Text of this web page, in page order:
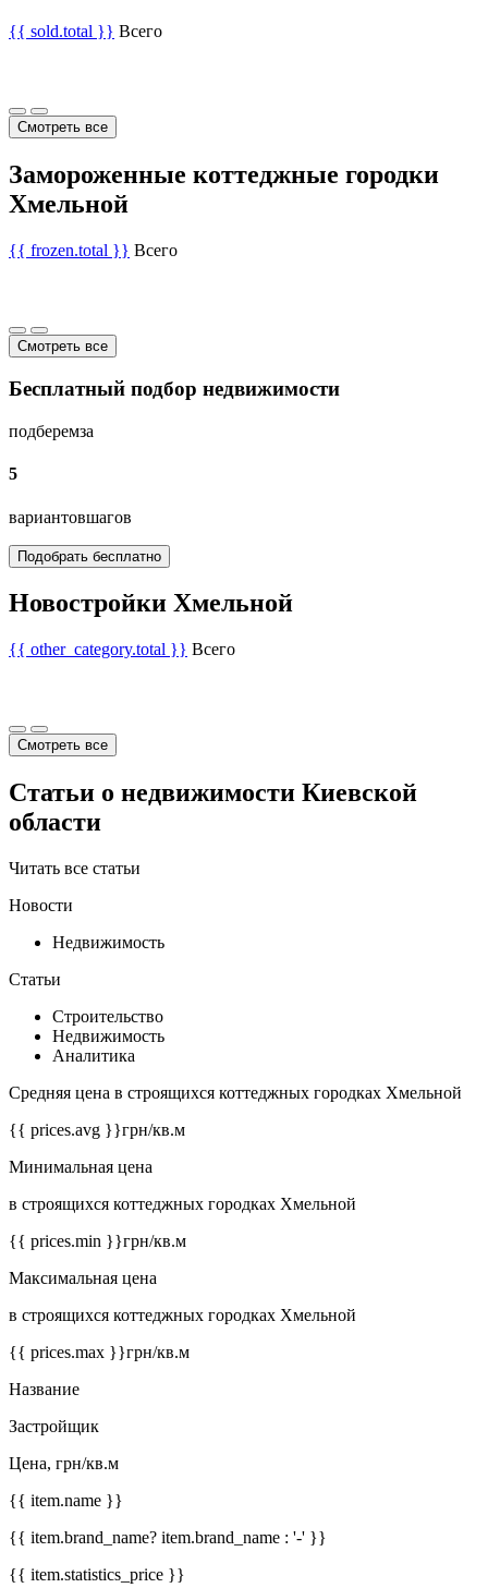
{{ sold.total }} Всего
Смотреть все
Замороженные коттеджные городки
Хмельной
{{ frozen.total }} Всего
Смотреть все
Бесплатный подбор недвижимости
подберемза
5
вариантовшагов
Подобрать бесплатно
Новостройки Хмельной
{{ other_category.total }} Всего
Смотреть все
Статьи о недвижимости Киевской
области
Читать все статьи
Новости
Недвижимость
Статьи
Строительство
Недвижимость
Аналитика
Средняя цена в строящихся коттеджных городках Хмельной
{{ prices.avg }}грн/кв.м
Минимальная цена
в строящихся коттеджных городках Хмельной
{{ prices.min }}грн/кв.м
Максимальная цена
в строящихся коттеджных городках Хмельной
{{ prices.max }}грн/кв.м
Название
Застройщик
Цена, грн/кв.м
{{ item.name }}
{{ item.brand_name? item.brand_name : '-' }}
{{ item.statistics_price }}